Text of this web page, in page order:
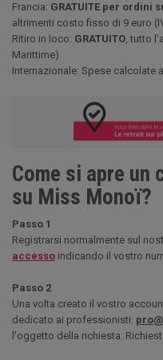
Francia: GRATUITE per ordini
altrimenti costo fisso di 9 euro
Ritiro in loco: GRATUITO, tutto
Marittime)
Internazionale: Spese calcolate
Come si apre un
su Miss Monoï?
Passo 1
Registrarsi normalmente sul
accesso indicando il vostro
Passo 2
Una volta creato il vostro
dedicato ai professionisti:
l'oggetto della richiesta: